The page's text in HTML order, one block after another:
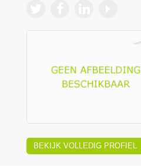
BEKIJK VOLLEDIG PROFIEL